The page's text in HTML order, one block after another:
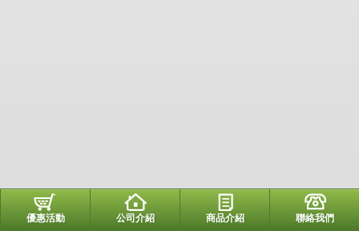
優惠活動 公司介紹 商品介紹 聯絡我們